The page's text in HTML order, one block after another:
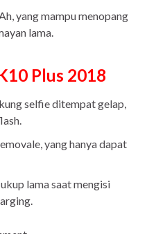
yang mampu menopang
lama.
Plus 2018
selfie ditempat gelap,
yang hanya dapat
lama saat mengisi